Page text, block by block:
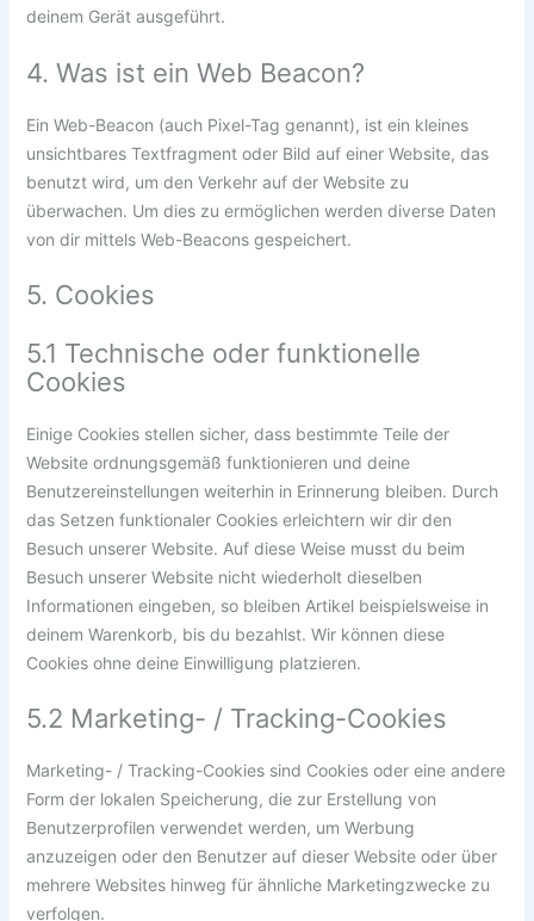
deinem Gerät ausgeführt.
4. Was ist ein Web Beacon?
Ein Web-Beacon (auch Pixel-Tag genannt), ist ein kleines
unsichtbares Textfragment oder Bild auf einer Website, das
benutzt wird, um den Verkehr auf der Website zu
überwachen. Um dies zu ermöglichen werden diverse Daten
von dir mittels Web-Beacons gespeichert.
5. Cookies
5.1 Technische oder funktionelle
Cookies
Einige Cookies stellen sicher, dass bestimmte Teile der
Website ordnungsgemäß funktionieren und deine
Benutzereinstellungen weiterhin in Erinnerung bleiben. Durch
das Setzen funktionaler Cookies erleichtern wir dir den
Besuch unserer Website. Auf diese Weise musst du beim
Besuch unserer Website nicht wiederholt dieselben
Informationen eingeben, so bleiben Artikel beispielsweise in
deinem Warenkorb, bis du bezahlst. Wir können diese
Cookies ohne deine Einwilligung platzieren.
5.2 Marketing- / Tracking-Cookies
Marketing- / Tracking-Cookies sind Cookies oder eine andere
Form der lokalen Speicherung, die zur Erstellung von
Benutzerprofilen verwendet werden, um Werbung
anzuzeigen oder den Benutzer auf dieser Website oder über
mehrere Websites hinweg für ähnliche Marketingzwecke zu
verfolgen.